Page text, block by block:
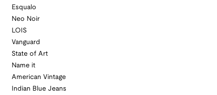
Esqualo
Neo Noir
LOIS
Vanguard
State of Art
Name it
American Vintage
Indian Blue Jeans